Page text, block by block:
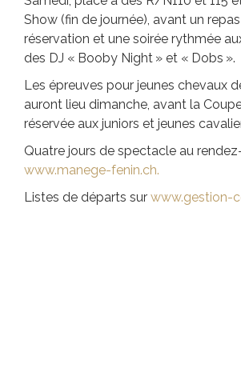
Show (fin de journée), avant un
réservation et une soirée rythmée
des DJ « Booby Night » et « Dobs ».
Les épreuves pour jeunes chevaux
auront lieu dimanche, avant la
réservée aux juniors et jeunes
Quatre jours de spectacle au
www.manege-fenin.ch.
Listes de départs sur www.gestion-